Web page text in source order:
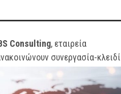
Consulting, εταιρεία
συνεργασία-